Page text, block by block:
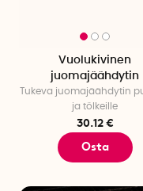
Vuolukivinen
juomajäähdytin
Tukeva juomajäähdytin
ja tölkeille
30.12 €
Osta